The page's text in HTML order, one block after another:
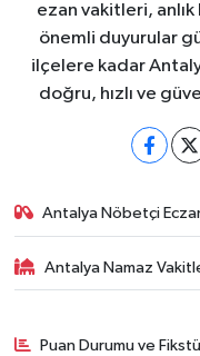
ezan vakitleri,
önemli duyurular
ilçelere kadar
doğru, hızlı ve
Antalya Nöbetçi
Antalya Namaz
Puan Durumu ve